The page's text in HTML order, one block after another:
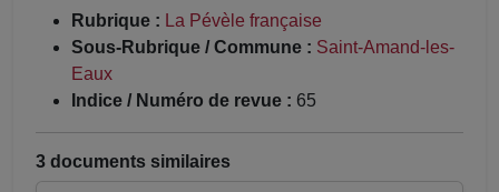
Rubrique : La Pévèle française
Sous-Rubrique / Commune : Saint-Amand-les-
Eaux
Indice / Numéro de revue : 65
3 documents similaires